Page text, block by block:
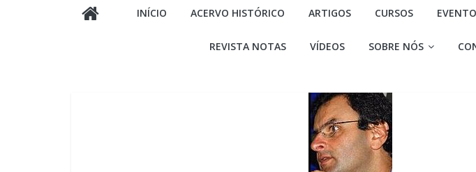
Liberal
a
parte
mais
importante
da
INÍCIO ACERVO HISTÓRICO ARTIGOS CURSOS
REVISTA NOTAS VÍDEOS SOBRE NÓS